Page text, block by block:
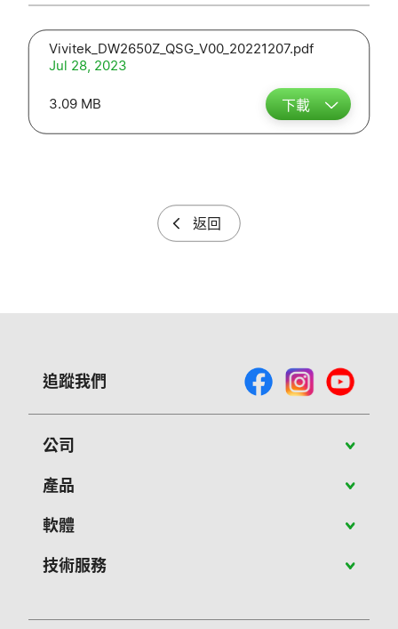
Vivitek_DW2650Z_QSG_V00_20221207.pdf
Jul 28, 2023
3.09 MB 下載
返回
追蹤我們
公司
關於Vivitek
聯絡我們
產品
攜帶型投影機
大型展演投影機
軟體
PJ-Control 軟體
技術服務